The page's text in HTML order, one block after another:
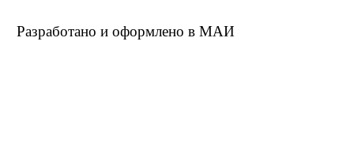
Разработано и оформлено в МАИ